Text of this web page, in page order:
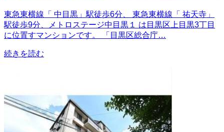
東急東横線「 中目黒」駅徒歩6分、 東急東横線「 祐天寺」
駅徒歩9分、メトロステージ中目黒１ は目黒区上目黒3丁目
に位置すマンションです。 「目黒区総合庁…
続きを読む